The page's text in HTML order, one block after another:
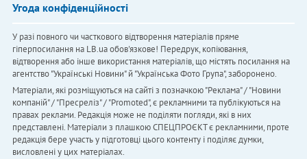
Угода конфіденційності
У разі повного чи часткового відтворення матеріалів пряме
гіперпосилання на LB.ua обов'язкове! Передрук, копіювання,
відтворення або інше використання матеріалів, що містять посилання на
агентство "Українськi Новини" й "Українська Фото Група", заборонено.
Матеріали, які розміщуються на сайті з позначкою "Реклама" / "Новини
компаній" / "Пресреліз" / "Promoted", є рекламними та публікуються на
правах реклами. Редакція може не поділяти погляди, які в них
представлені. Матеріали з плашкою СПЕЦПРОЄКТ є рекламними, проте
редакція бере участь у підготовці цього контенту і поділяє думки,
висловлені у цих матеріалах.